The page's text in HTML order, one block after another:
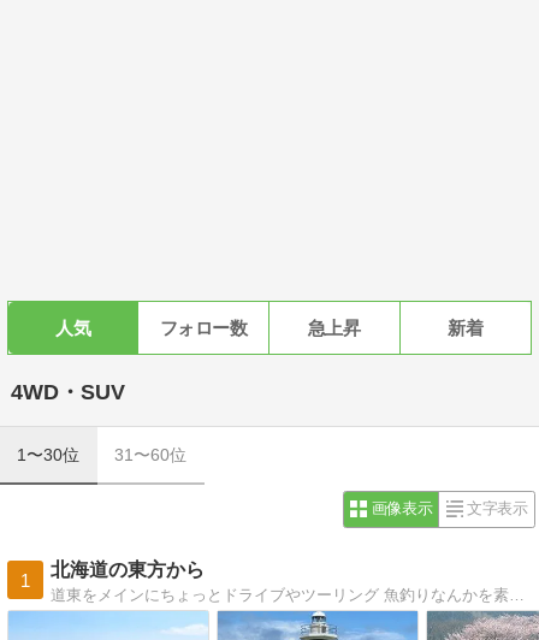
人気 フォロー数 急上昇 新着
4WD・SUV
1〜30位 31〜60位
画像表示 文字表示
1
北海道の東方から